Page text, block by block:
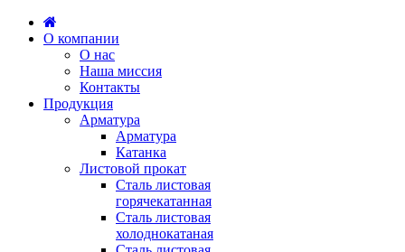
О компании
О нас
Наша миссия
Контакты
Продукция
Арматура
Арматура
Катанка
Листовой прокат
Сталь листовая
горячекатанная
Сталь листовая
холоднокатаная